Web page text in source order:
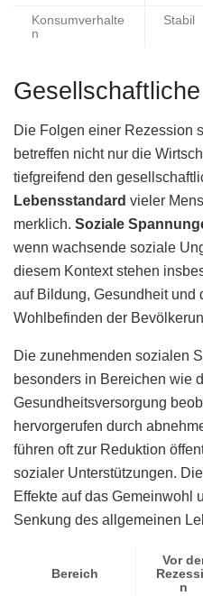
Konsumverhalte
n
Stabil
Die Folgen einer Rezession
betreffen nicht nur die
tiefgreifend den
Lebensstandard vieler
merklich. Soziale
wenn wachsende soziale
diesem Kontext stehen
auf Bildung, Gesundheit und
Wohlbefinden der
Die zunehmenden sozialen
besonders in Bereichen wie
Gesundheitsversorgung
hervorgerufen durch
führen oft zur Reduktion
sozialer Unterstützungen.
Effekte auf das Gemeinwohl
Senkung des allgemeinen
Bereich
Vor
n